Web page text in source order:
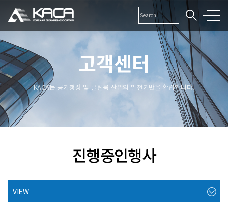
고객센터
KACA는 공기청정 및 클린룸 산업의 발전기반을 확립합니다.
진행중인행사
VIEW